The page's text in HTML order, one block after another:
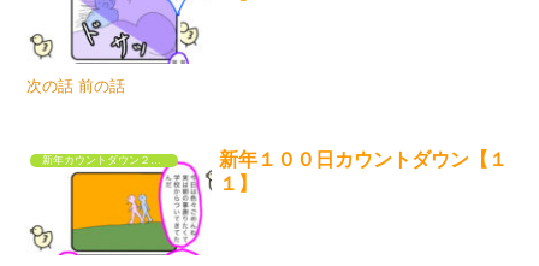
次の話 前の話
新年カウントダウン２０２３
新年１００日カウントダウン【１
１】